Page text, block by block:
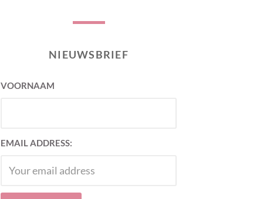
NIEUWSBRIEF
VOORNAAM
EMAIL ADDRESS: